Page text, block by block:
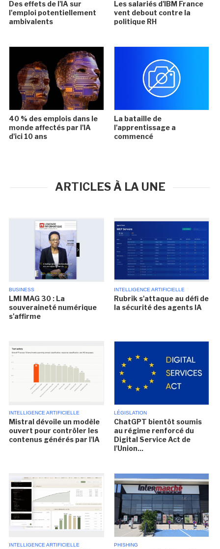
Des effets de l'IA sur
l'emploi potentiellement
ambivalents
Les salariés d'IBM France
vent debout contre la
politique RH
40 % des emplois dans le
monde affectés par l'IA
d'ici 10 ans
La bataille de
l'apprentissage a
commencé
ARTICLES À LA UNE
BUSINESS
LMI MAG 30 : La
souveraineté numérique
s'affirme
INTELLIGENCE ARTIFICIELLE
Rubrik s'attaque au défi de
la sécurité des agents IA
INTELLIGENCE ARTIFICIELLE
Mistral dévoile un modèle
ouvert pour contrôler les
contenus générés par l'IA
LÉGISLATION
ChatGPT bientôt soumis
au régime renforcé du
Digital Service Act de
l'Union...
INTELLIGENCE ARTIFICIELLE PHISHING